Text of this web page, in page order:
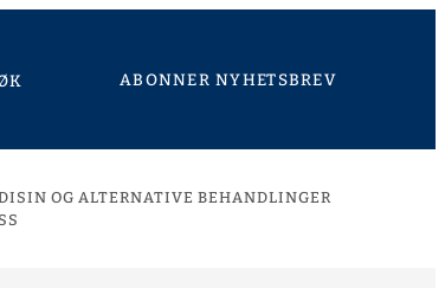
ABONNER NYHETSBREV
OG ALTERNATIVE BEHANDLINGER